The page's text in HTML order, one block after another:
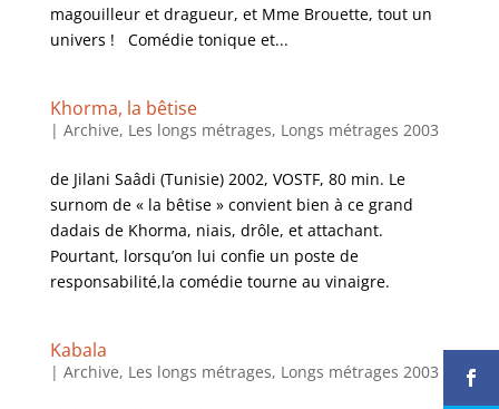
magouilleur et dragueur, et Mme Brouette, tout un
univers ! Comédie tonique et...
Khorma, la bêtise
| Archive, Les longs métrages, Longs métrages 2003
de Jilani Saâdi (Tunisie) 2002, VOSTF, 80 min. Le
surnom de « la bêtise » convient bien à ce grand
dadais de Khorma, niais, drôle, et attachant.
Pourtant, lorsqu’on lui confie un poste de
responsabilité,la comédie tourne au vinaigre.
Kabala
| Archive, Les longs métrages, Longs métrages 2003